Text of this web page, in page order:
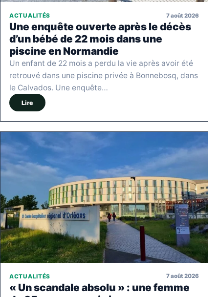
ACTUALITÉS 7 août 2026
Une enquête ouverte après le décès
d’un bébé de 22 mois dans une
piscine en Normandie
Un enfant de 22 mois a perdu la vie après avoir été
retrouvé dans une piscine privée à Bonnebosq, dans
le Calvados. Une enquête…
Lire
ACTUALITÉS 7 août 2026
« Un scandale absolu » : une femme